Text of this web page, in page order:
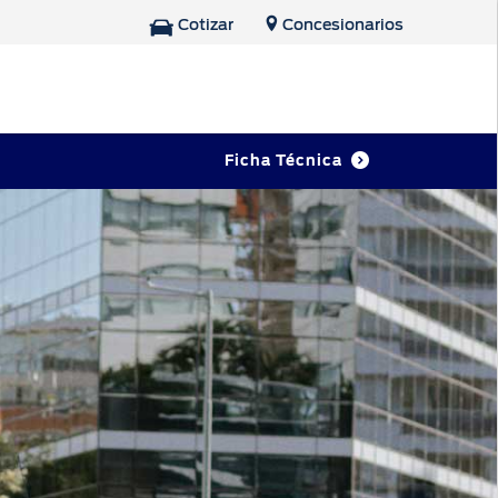
Cotizar Concesionarios
Repuestos y
Accesorios
Tienda Ford
Accesorios
Repuestos Originales
Ficha Técnica